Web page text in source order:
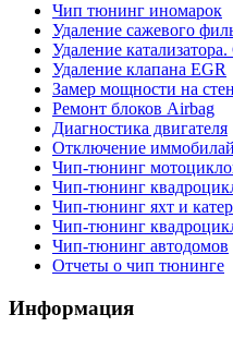
Чип тюнинг иномарок
Удаление сажевого
Удаление
Удаление клапана EGR
Замер мощности на
Ремонт блоков Airbag
Диагностика двигателя
Отключение
Чип-тюнинг
Чип-тюнинг
Чип-тюнинг яхт и
Чип-тюнинг
Чип-тюнинг автодомов
Отчеты о чип тюнинге
Информация